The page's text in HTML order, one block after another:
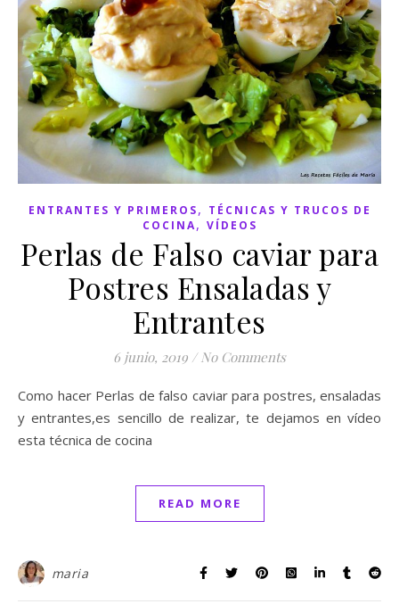
ENTRANTES Y PRIMEROS, TÉCNICAS Y TRUCOS DE
COCINA, VÍDEOS
Perlas de Falso caviar para
Postres Ensaladas y
Entrantes
6 junio, 2019 / No Comments
Como hacer Perlas de falso caviar para postres, ensaladas
y entrantes,es sencillo de realizar, te dejamos en vídeo
esta técnica de cocina
READ MORE
maria